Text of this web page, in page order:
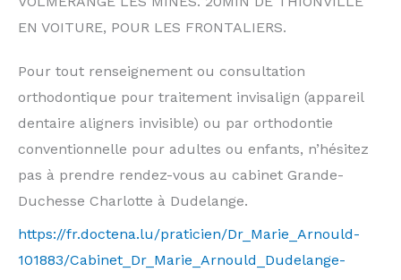
EN VOITURE, POUR LES FRONTALIERS.
Pour tout renseignement ou consultation
orthodontique pour traitement invisalign (appareil
dentaire aligners invisible) ou par orthodontie
conventionnelle pour adultes ou enfants, n’hésitez
pas à prendre rendez-vous au cabinet Grande-
Duchesse Charlotte à Dudelange.
https://fr.doctena.lu/praticien/Dr_Marie_Arnould-
101883/Cabinet_Dr_Marie_Arnould_Dudelange-